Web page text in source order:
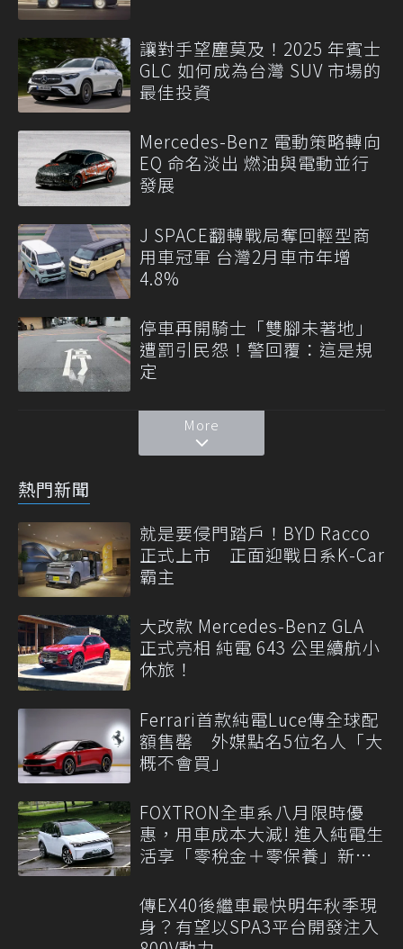
讓對手望塵莫及！2025 年賓士
GLC 如何成為台灣 SUV 市場的
最佳投資
Mercedes-Benz 電動策略轉向
EQ 命名淡出 燃油與電動並行
發展
J SPACE翻轉戰局奪回輕型商
用車冠軍 台灣2月車市年增
4.8%
停車再開騎士「雙腳未著地」
遭罰引民怨！警回覆：這是規
定
More
熱門新聞
就是要侵門踏戶！BYD Racco
正式上市 正面迎戰日系K-Car
霸主
大改款 Mercedes-Benz GLA
正式亮相 純電 643 公里續航小
休旅！
Ferrari首款純電Luce傳全球配
額售罄 外媒點名5位名人「大
概不會買」
FOXTRON全車系八月限時優
惠，用車成本大減! 進入純電生
活享「零稅金＋零保養」新時
傳EX40後繼車最快明年秋季現
身？有望以SPA3平台開發注入